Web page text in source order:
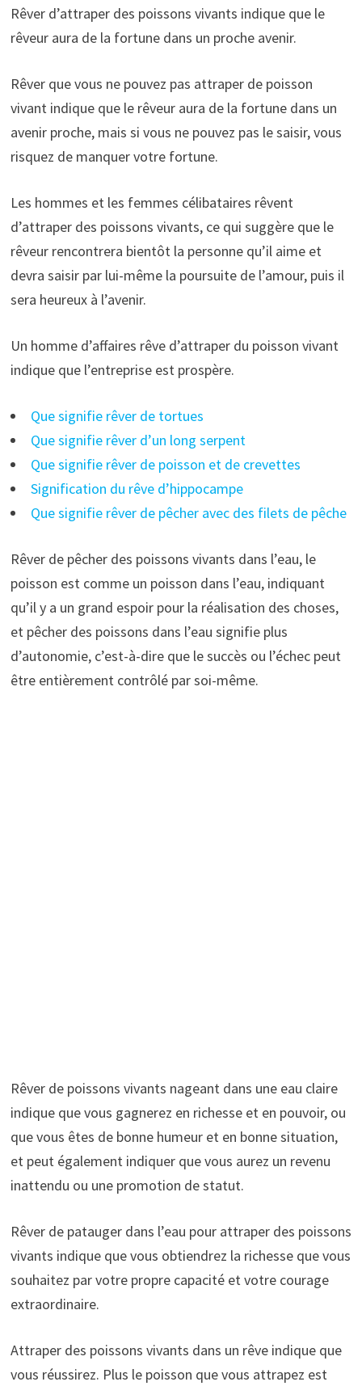
Rêver d’attraper des poissons vivants indique que le
rêveur aura de la fortune dans un proche avenir.
Rêver que vous ne pouvez pas attraper de poisson
vivant indique que le rêveur aura de la fortune dans un
avenir proche, mais si vous ne pouvez pas le saisir, vous
risquez de manquer votre fortune.
Les hommes et les femmes célibataires rêvent
d’attraper des poissons vivants, ce qui suggère que le
rêveur rencontrera bientôt la personne qu’il aime et
devra saisir par lui-même la poursuite de l’amour, puis il
sera heureux à l’avenir.
Un homme d’affaires rêve d’attraper du poisson vivant
indique que l’entreprise est prospère.
Que signifie rêver de tortues
Que signifie rêver d’un long serpent
Que signifie rêver de poisson et de crevettes
Signification du rêve d’hippocampe
Que signifie rêver de pêcher avec des filets de pêche
Rêver de pêcher des poissons vivants dans l’eau, le
poisson est comme un poisson dans l’eau, indiquant
qu’il y a un grand espoir pour la réalisation des choses,
et pêcher des poissons dans l’eau signifie plus
d’autonomie, c’est-à-dire que le succès ou l’échec peut
être entièrement contrôlé par soi-même.
Rêver de poissons vivants nageant dans une eau claire
indique que vous gagnerez en richesse et en pouvoir, ou
que vous êtes de bonne humeur et en bonne situation,
et peut également indiquer que vous aurez un revenu
inattendu ou une promotion de statut.
Rêver de patauger dans l’eau pour attraper des poissons
vivants indique que vous obtiendrez la richesse que vous
souhaitez par votre propre capacité et votre courage
extraordinaire.
Attraper des poissons vivants dans un rêve indique que
vous réussirez. Plus le poisson que vous attrapez est